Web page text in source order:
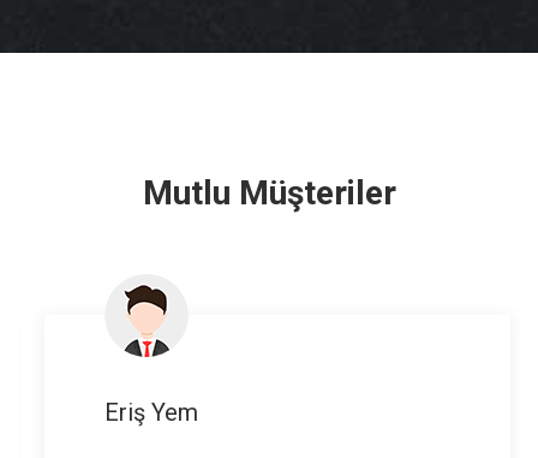
Mutlu Müşteriler
Eriş Yem